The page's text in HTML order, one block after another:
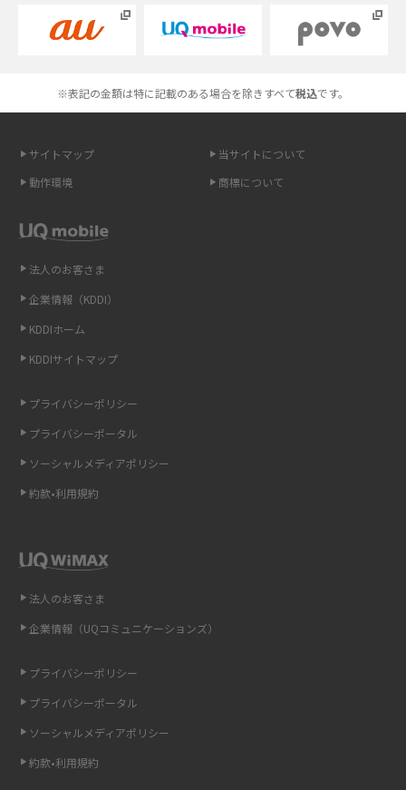
Androidスマホとは？特徴やメリット・デメリット、おススメ機種を紹介
トを解説
スマホや携帯端末の通信速度制限とは？回避のコツや解除のタイミング・
LINEの通知がこない時の原因と対処法9選！設定の確認手順も解説
スマホのウィジェットとは？iPhone・Androidの設定方法やおススメを紹
リプライ機能とは？LINE、X（旧Twitter）、Instagram、TikTokで送る方法
インスタのDMの送り方は？便利機能の使い方や注意点をわかりやすく解説
Bluetooth®とは？Wi-Fiとの違いやスマホ・PCとの接続方法を解説
紹介
方法を詳しく解説
※表記の金額は特に記載のある場合を除きすべて税込です。
サイトマップ
当サイトについて
動作環境
商標について
法人のお客さま
企業情報（KDDI）
KDDIホーム
KDDIサイトマップ
プライバシーポリシー
プライバシーポータル
ソーシャルメディアポリシー
約款•利用規約
法人のお客さま
企業情報（UQコミュニケーションズ）
プライバシーポリシー
プライバシーポータル
ソーシャルメディアポリシー
約款•利用規約